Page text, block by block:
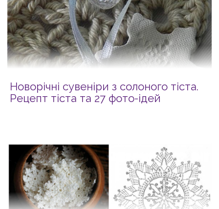
Новорічні сувеніри з солоного тіста.
Рецепт тіста та 27 фото-ідей